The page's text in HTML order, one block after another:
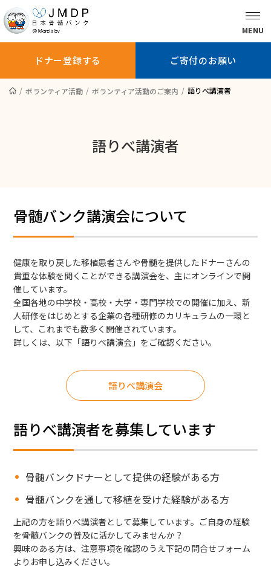
MENU
ドナー登録する ご寄付のお願い
患者さんへ
医師の方へ
ボランティア活動
法人情報
お問い合わせ Q＆A English
ボランティア活動 ボランティア活動のご案内 語りべ講演者
語りべ講演者
骨髄バンク講演会について
健康を取り戻した移植患者さんや骨髄を提供したドナーさんの
貴重な体験を聞くことができる講演会を、主にオンラインで開
催しています。
全国各地の中学校・高校・大学・専門学校での開催に加え、新
人研修をはじめとする企業の各種研修のカリキュラムの一環と
して、これまでも数多く開催されています。
詳しくは、以下「語りべ講演会」をご確認ください。
語りべ講演会
語りべ講演者を募集しています
骨髄バンクドナーとして提供の経験がある方
骨髄バンクを通して移植を受けた経験がある方
上記の方を語りべ講演者として募集しています。ご自身の経験
を骨髄バンクの普及に活かしてみませんか？
興味のある方は、注意事項を確認のうえ下記の問合せフォーム
よりお申し込みください。